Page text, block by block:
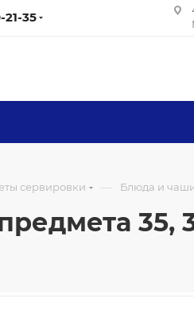
21-35
сервировки — Блюда и
35,